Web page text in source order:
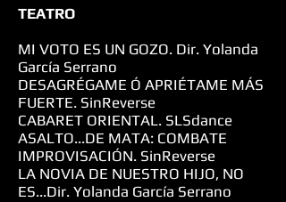
TEATRO
MI VOTO ES UN GOZO. Dir. Yolanda
García Serrano
DESAGRÉGAME Ó APRIÉTAME MÁS
FUERTE. SinReverse
CABARET ORIENTAL. SLSdance
ASALTO...DE MATA: COMBATE
IMPROVISACIÓN. SinReverse
LA NOVIA DE NUESTRO HIJO, NO
ES...Dir. Yolanda García Serrano